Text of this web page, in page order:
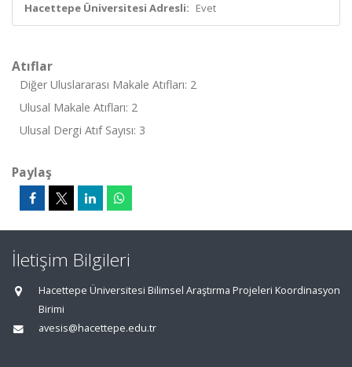
Hacettepe Üniversitesi Adresli: Evet
Atıflar
Diğer Uluslararası Makale Atıfları: 2
Ulusal Makale Atıfları: 2
Ulusal Dergi Atıf Sayısı: 3
Paylaş
İletişim Bilgileri
Hacettepe Üniversitesi Bilimsel Araştırma Projeleri Koordinasyon
Birimi
avesis@hacettepe.edu.tr